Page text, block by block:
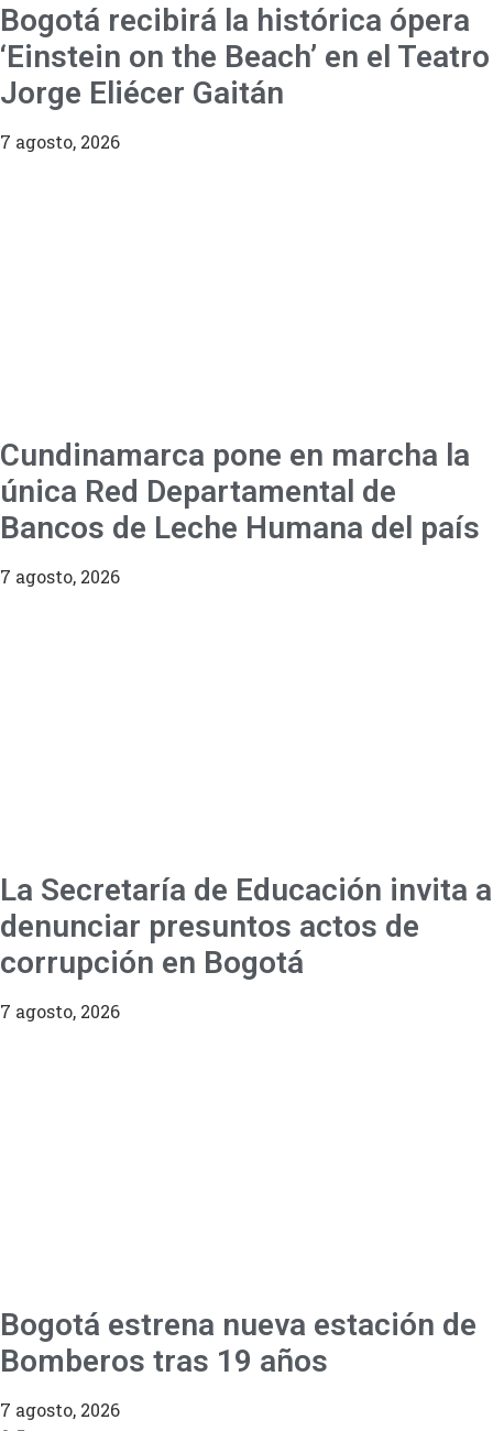
Bogotá recibirá la histórica ópera
‘Einstein on the Beach’ en el Teatro
Jorge Eliécer Gaitán
7 agosto, 2026
Cundinamarca pone en marcha la
única Red Departamental de
Bancos de Leche Humana del país
7 agosto, 2026
La Secretaría de Educación invita a
denunciar presuntos actos de
corrupción en Bogotá
7 agosto, 2026
Bogotá estrena nueva estación de
Bomberos tras 19 años
7 agosto, 2026